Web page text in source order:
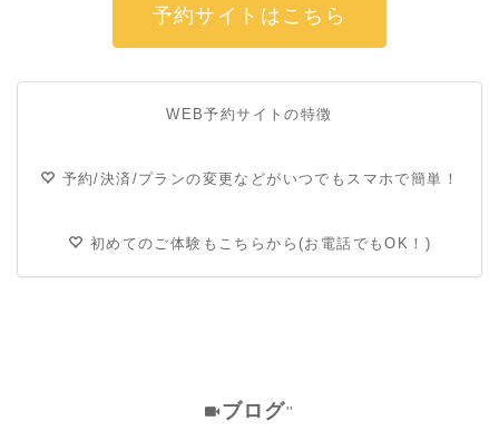
予約サイトはこちら
WEB予約サイトの特徴
予約/決済/プランの変更などがいつでもスマホで簡単！
初めてのご体験もこちらから(お電話でもOK！)
ブログ''